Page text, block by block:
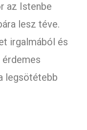
az Istenbe
lesz téve.
irgalmából és
legsötétebb